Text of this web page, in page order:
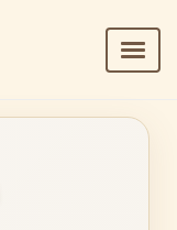
Aç/